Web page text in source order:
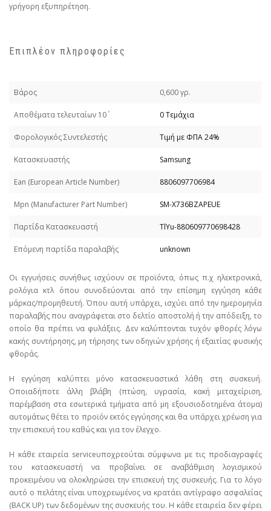
γρήγορη εξυπηρέτηση.
Επιπλέον πληροφορίες
Βάρος 0,600 γρ.
Απoθέματα τελευταίων 10΄ 0 Τεμάχια
Φορολογικός Συντελεστής Τιμή με ΦΠΑ 24%
Κατασκευαστής Samsung
Εan (European Article Number) 8806097706984
Mpn (Manufacturer Part Number) SM-X736BZAPEUE
Παρτίδα Κατασκευαστή TlYu-880609770698428
Επόμενη παρτίδα παραλαβής unknown
Οι εγγυήσεις συνήθως ισχύουν σε προϊόντα, όπως π.χ ηλεκτρονικά,
ρολόγια κτλ όπου συνοδεύονται από την επίσημη εγγύηση κάθε
μάρκας/προμηθευτή. Όπου αυτή υπάρχει, ισχύει από την ημερομηνία
παραλαβής που αναγράφεται στο δελτίο αποστολή ή την απόδειξη, το
οποίο θα πρέπει να φυλάξεις. Δεν καλύπτονται τυχόν φθορές λόγω
κακής συντήρησης, μη τήρησης των οδηγιών χρήσης ή εξαιτίας φυσικής
φθοράς.
Η εγγύηση καλύπτει μόνο κατασκευαστικά λάθη στη συσκευή.
Οποιαδήποτε άλλη βλάβη (πτώση, υγρασία, κακή μεταχείριση,
παρέμβαση στα εσωτερικά τμήματα από μη εξουσιοδοτημένα άτομα)
αυτομάτως θέτει το προϊόν εκτός εγγύησης και θα υπάρχει χρέωση για
την επισκευή του καθώς και για τον έλεγχο.
Η κάθε εταιρεία serviceυποχρεούται σύμφωνα με τις προδιαγραφές
του κατασκευαστή να προβαίνει σε αναβάθμιση λογισμικού
προκειμένου να ολοκληρώσει την επισκευή της συσκευής. Για το λόγο
αυτό ο πελάτης είναι υποχρεωμένος να κρατάει αντίγραφο ασφαλείας
(BACK UP) των δεδομένων της συσκευής του. Η κάθε εταιρεία δεν φέρει